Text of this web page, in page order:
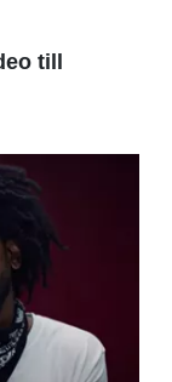
till